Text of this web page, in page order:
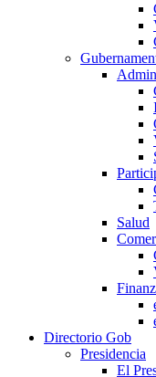
Salud
Directorio Gob
Presidencia
El